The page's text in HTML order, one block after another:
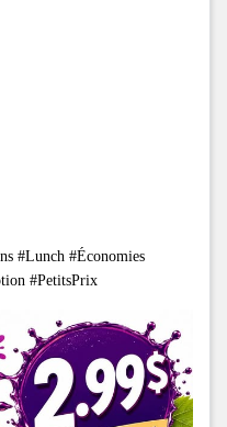
#Lunch #Économies
#PetitsPrix